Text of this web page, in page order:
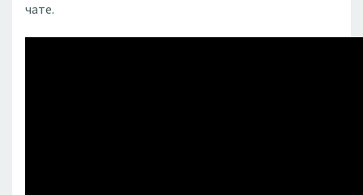
чате.